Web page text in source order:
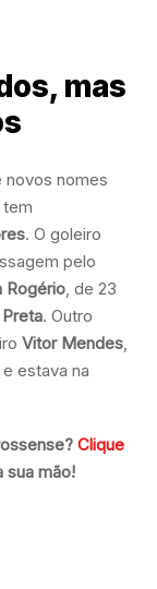
mas
novos nomes
. O goleiro
pelo
Rogério, de 23
. Outro
Vitor Mendes,
e estava na
Clique
sua mão!